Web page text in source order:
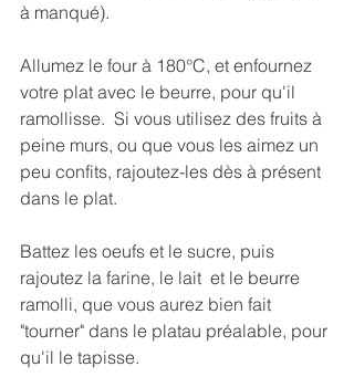
à manqué).
Allumez le four à 180°C, et enfournez
votre plat avec le beurre, pour qu'il
ramollisse.  Si vous utilisez des fruits à
peine murs, ou que vous les aimez un
peu confits, rajoutez-les dès à présent
dans le plat.
Battez les oeufs et le sucre, puis
rajoutez la farine, le lait  et le beurre
ramolli, que vous aurez bien fait
"tourner" dans le platau préalable, pour
qu'il le tapisse.